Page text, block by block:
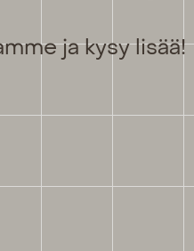
ja kysy lisää!